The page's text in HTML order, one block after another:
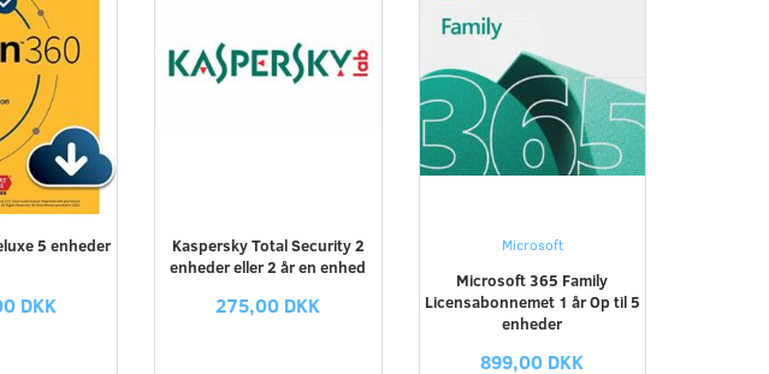
5 enheder
DKK
Kaspersky Total Security 2
enheder eller 2 år en enhed
275,00 DKK
Microsoft
Microsoft 365 Family
Licensabonnemet 1 år Op til 5
enheder
899,00 DKK